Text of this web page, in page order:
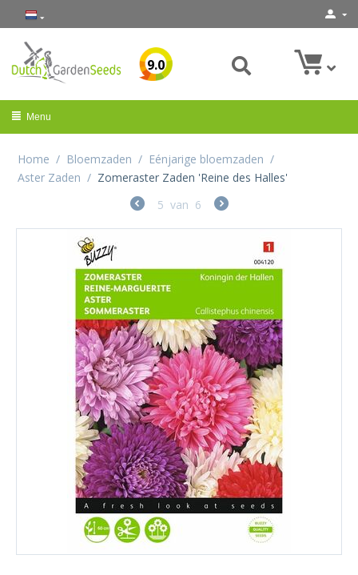
9.0
Menu
Home / Bloemzaden / Eénjarige bloemzaden /
Aster Zaden / Zomeraster Zaden 'Reine des Halles'
5 van 6